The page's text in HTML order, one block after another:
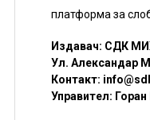
платформа за
Издавач: СДК
Ул. Александар
Контакт:
Управител: